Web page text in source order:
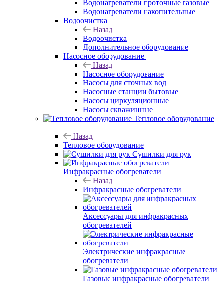
Водонагреватели проточные газовые
Водонагреватели накопительные
Водоочистка
Назад
Водоочистка
Дополнительное оборудование
Насосное оборудование
Назад
Насосное оборудование
Насосы для сточных вод
Насосные станции бытовые
Насосы циркуляционные
Насосы скважинные
Тепловое оборудование
Назад
Тепловое оборудование
Сушилки для рук
Инфракрасные обогреватели
Назад
Инфракрасные обогреватели
Аксессуары для инфракрасных
обогревателей
Электрические инфракрасные
обогреватели
Газовые инфракрасные обогреватели